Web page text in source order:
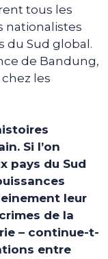
tous les
nationalistes
du Sud global.
de Bandung,
les
Si l’on
pays du Sud
leur
de la
– continue-t-
entre